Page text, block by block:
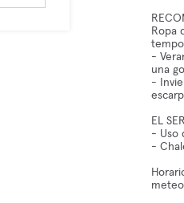
Ropa
-
una
-
EL
- Uso
-